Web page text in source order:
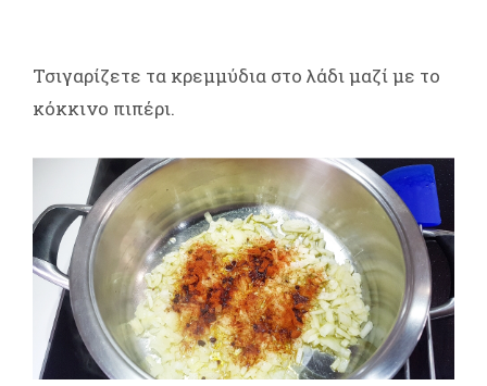
Τσιγαρίζετε τα κρεμμύδια στο λάδι μαζί με το
κόκκινο πιπέρι.